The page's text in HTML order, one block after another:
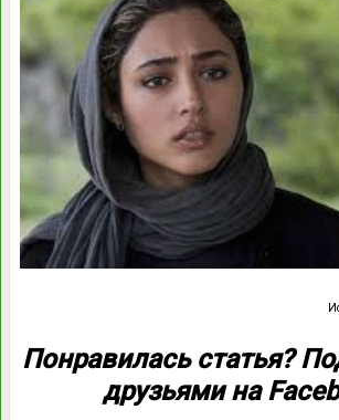
Понравилась статья?
друзьями на